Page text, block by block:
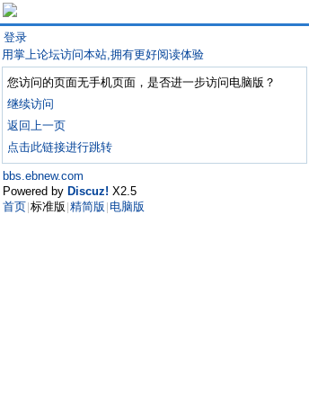
登录
用掌上论坛访问本站,拥有更好阅读体验
您访问的页面无手机页面，是否进一步访问电脑版？
继续访问
返回上一页
点击此链接进行跳转
bbs.ebnew.com
Powered by Discuz! X2.5
首页 标准版 精简版 电脑版